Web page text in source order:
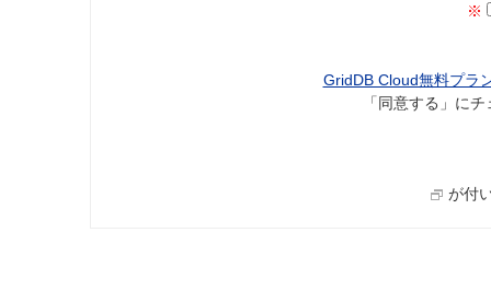
※
GridDB Cloud無料プラ
「同意する」に
が付